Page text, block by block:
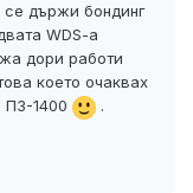
държи бондинг
WDS-a
дори работи
което очаквах
1400
.